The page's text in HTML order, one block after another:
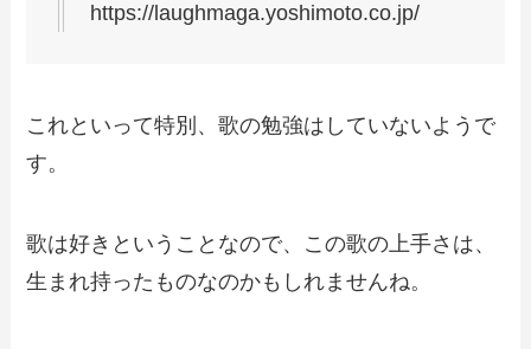
https://laughmaga.yoshimoto.co.jp/
これといって特別、歌の勉強はしていないようで
す。
歌は好きということなので、 この歌の上手さは、
生まれ持ったものなのかも しれませんね。